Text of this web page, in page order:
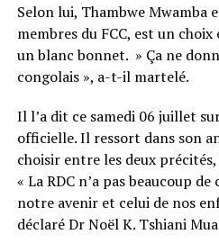
Selon lui, Thambwe Mwamba
membres du FCC, est un
un blanc bonnet. » Ça ne
congolais », a-t-il martelé.
Il l’a dit ce samedi 06 juillet
officielle. Il ressort dans son
choisir entre les deux précités,
« La RDC n’a pas beaucoup
notre avenir et celui de nos
déclaré Dr Noël K. Tshiani